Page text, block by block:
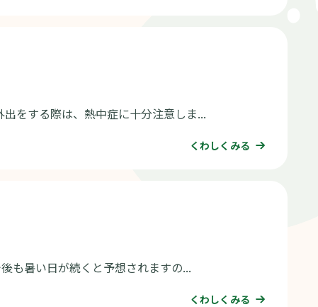
をする際は、熱中症に十分注意しま...
くわしくみる
も暑い日が続くと予想されますの...
くわしくみる